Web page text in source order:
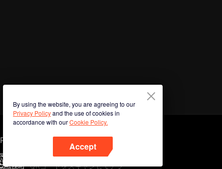
By using the website, you are agreeing to our
Privacy Policyand the use of cookies in
accordance with ourCookie Policy.
Accept
Phone
QRコードをスキャンしてアプ